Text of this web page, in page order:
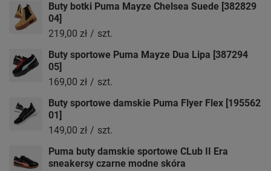
Buty botki Puma Mayze Chelsea Suede [382829
04]
219,00 zł / szt.
Buty sportowe Puma Mayze Dua Lipa [387294
05]
169,00 zł / szt.
Buty sportowe damskie Puma Flyer Flex [195562
01]
149,00 zł / szt.
Puma buty damskie sportowe CLub II Era
sneakersy czarne modne skóra